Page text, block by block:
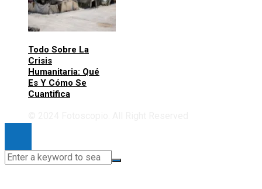
Todo Sobre La
Crisis
Humanitaria: Qué
Es Y Cómo Se
Cuantifica